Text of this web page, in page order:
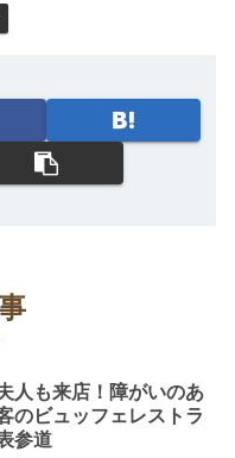
人も来店！障がいのあ
のビュッフェレストラ
参道